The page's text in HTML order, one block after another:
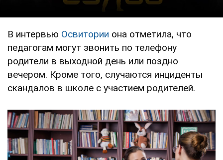
В интервью Освитории она отметила, что
педагогам могут звонить по телефону
родители в выходной день или поздно
вечером. Кроме того, случаются инциденты
скандалов в школе с участием родителей.